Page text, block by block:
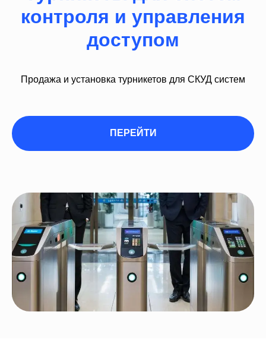
контроля и управления
доступом
Продажа и установка турникетов для СКУД систем
ПЕРЕЙТИ